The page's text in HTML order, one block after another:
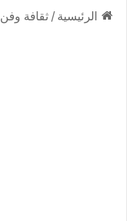
الرئيسية / ثقافة وفن